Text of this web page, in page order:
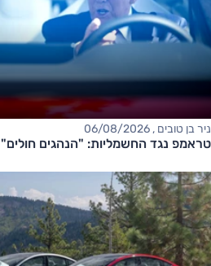
ניר בן טובים , 06/08/2026
טראמפ נגד החשמליות: "הנהגים חולים"